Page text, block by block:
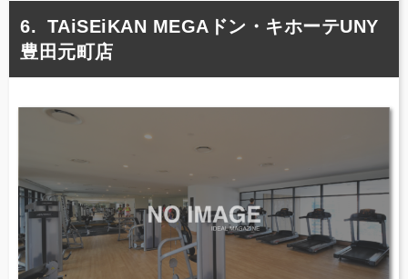
TAiSEiKAN MEGAドン・キホーテUNY
豊田元町店